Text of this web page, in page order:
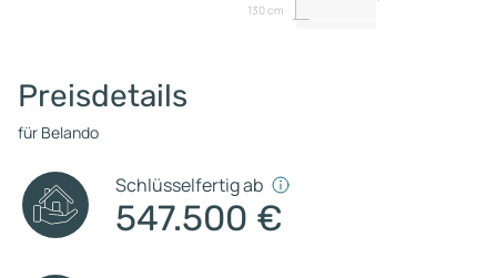
130 cm
Preisdetails
für Belando
Schlüsselfertig ab
547.500 €